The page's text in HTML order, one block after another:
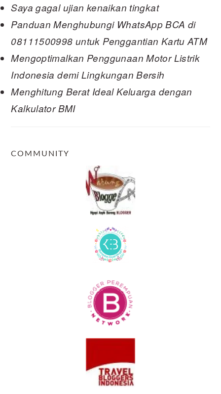
Saya gagal ujian kenaikan tingkat
Panduan Menghubungi WhatsApp BCA di
08111500998 untuk Penggantian Kartu ATM
Mengoptimalkan Penggunaan Motor Listrik
Indonesia demi Lingkungan Bersih
Menghitung Berat Ideal Keluarga dengan
Kalkulator BMI
COMMUNITY